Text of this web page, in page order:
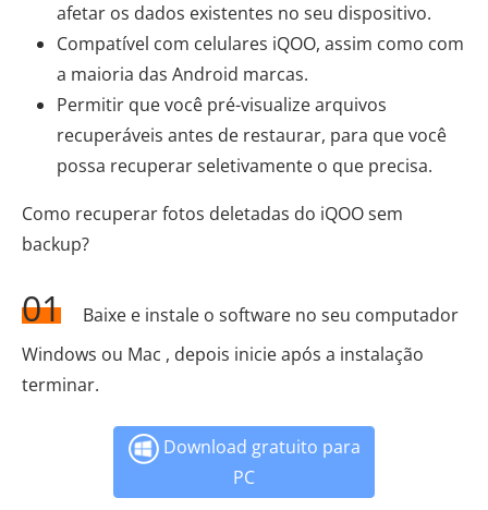
afetar os dados existentes no seu dispositivo.
Compatível com celulares iQOO, assim como com
a maioria das Android marcas.
Permitir que você pré-visualize arquivos
recuperáveis antes de restaurar, para que você
possa recuperar seletivamente o que precisa.
Como recuperar fotos deletadas do iQOO sem
backup?
01
Baixe e instale o software no seu computador
Windows ou Mac , depois inicie após a instalação
terminar.
Download gratuito para
PC